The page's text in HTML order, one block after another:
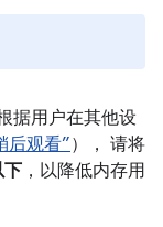
据用户在其他设
后观看”）， 请将
下 ，以降低内存用